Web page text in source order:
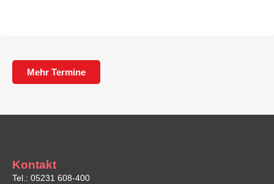
Mehr Termine
Kontakt
Tel.: 05231 608-400